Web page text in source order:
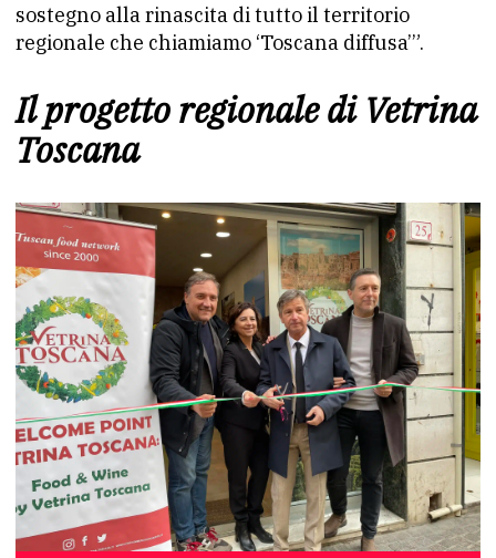
sostegno alla rinascita di tutto il territorio
regionale che chiamiamo ‘Toscana diffusa’”.
Il progetto regionale di Vetrina
Toscana